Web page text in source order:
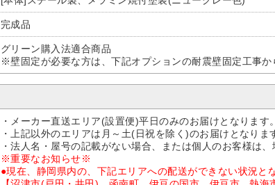
完成品
グリーン購入法適合商品
※壁固定が必要な方は、下記オプションの耐震壁固定工事か
・メーカー直送エリア(設置便)平日のみのお届けとなります。
・上記以外のエリアは月～土(日祝を除く)のお届けとなりま
・法人名・屋号の記載がない場合、または個人のお客様は
※重要なお知らせ※
●現在、静岡県内の、下記エリアへの配送ができない状況と